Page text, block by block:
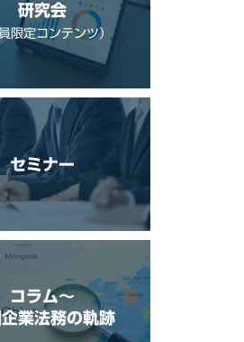
研究会
員限定コンテンツ）
セミナー
コラム〜
業法務の軌跡